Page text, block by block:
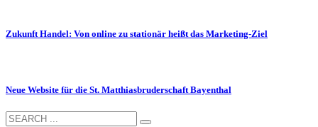
Zukunft Handel: Von online zu stationär heißt das Marketing-Ziel
Neue Website für die St. Matthiasbruderschaft Bayenthal